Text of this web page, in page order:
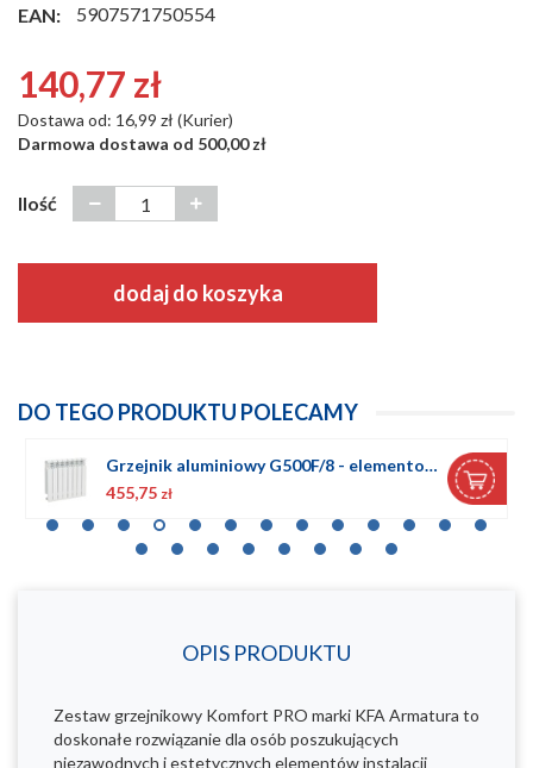
EAN:
5907571750554
140,77 zł
Dostawa od: 16,99 zł (Kurier)
Darmowa dostawa od 500,00 zł
Ilość
dodaj do koszyka
DO TEGO PRODUKTU POLECAMY
Grzejnik aluminiowy G500F/8 - elementowy
455,75 zł
OPIS PRODUKTU
Zestaw grzejnikowy Komfort PRO marki KFA Armatura to
doskonałe rozwiązanie dla osób poszukujących
niezawodnych i estetycznych elementów instalacji